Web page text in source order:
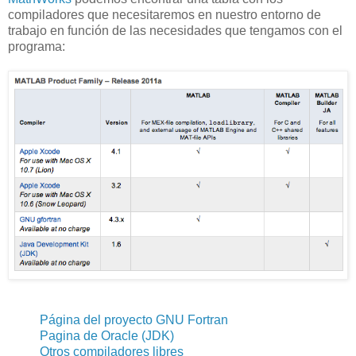
compiladores que necesitaremos en nuestro entorno de
trabajo en función de las necesidades que tengamos con el
programa:
Página del proyecto GNU Fortran
Pagina de Oracle (JDK)
Otros compiladores libres